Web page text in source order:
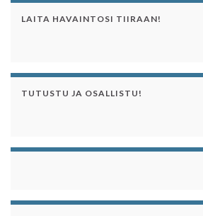
LAITA HAVAINTOSI TIIRAAN!
TUTUSTU JA OSALLISTU!